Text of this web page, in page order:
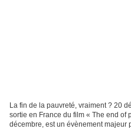
La fin de la pauvreté, vraiment ? 20
sortie en France du film « The end of
décembre, est un évènement majeur